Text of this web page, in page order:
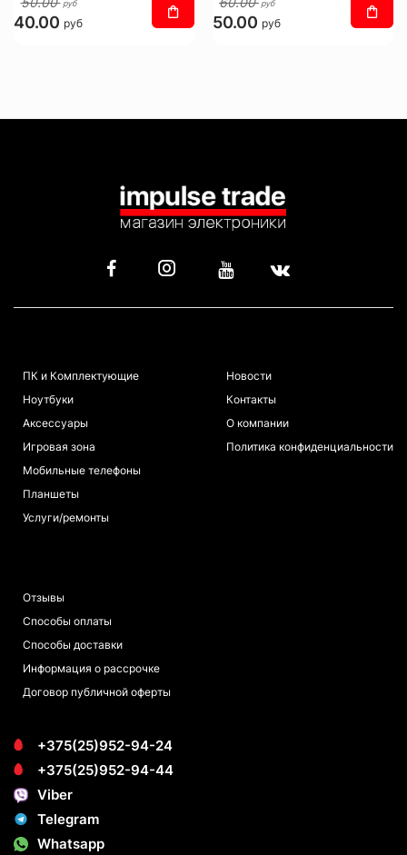
руб
40.00 руб
руб
50.00 руб
ПК и Комплектующие
Ноутбуки
Аксессуары
Игровая зона
Мобильные телефоны
Планшеты
Услуги/ремонты
Новости
Контакты
О компании
Политика конфиденциальности
Отзывы
Способы оплаты
Способы доставки
Информация о рассрочке
Договор публичной оферты
+375(25)952-94-24
+375(25)952-94-44
Viber
Telegram
Whatsapp